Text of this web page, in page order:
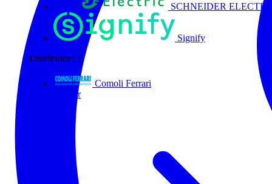
SCHNEIDER
Signify
Distributore 1
Comoli Ferrari
Tutti i partner